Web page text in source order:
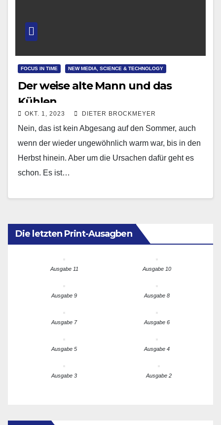
FOCUS IN TIME NEW MEDIA, SCIENCE & TECHNOLOGY
Der weise alte Mann und das
Kühlen
OKT. 1, 2023 DIETER BROCKMEYER
Nein, das ist kein Abgesang auf den Sommer, auch
wenn der wieder ungewöhnlich warm war, bis in den
Herbst hinein. Aber um die Ursachen dafür geht es
schon. Es ist…
Die letzten Print-Ausagben
Ausgabe 11 Ausgabe 10
Ausgabe 9 Ausgabe 8
Ausgabe 7 Ausgabe 6
Ausgabe 5 Ausgabe 4
Ausgabe 3 Ausgabe 2